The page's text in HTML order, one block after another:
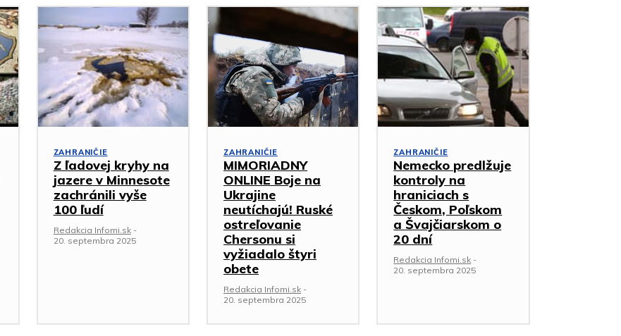
ZAHRANIČIE
Z ľadovej kryhy na
jazere v Minnesote
zachránili vyše
100 ľudí
Redakcia Infomi.sk -
20. septembra 2025
ZAHRANIČIE
MIMORIADNY
ONLINE Boje na
Ukrajine
neutíchajú! Ruské
ostreľovanie
Chersonu si
vyžiadalo štyri
obete
Redakcia Infomi.sk -
20. septembra 2025
ZAHRANIČIE
Nemecko predlžuje
kontroly na
hraniciach s
Českom, Poľskom
a Švajčiarskom o
20 dní
Redakcia Infomi.sk -
20. septembra 2025